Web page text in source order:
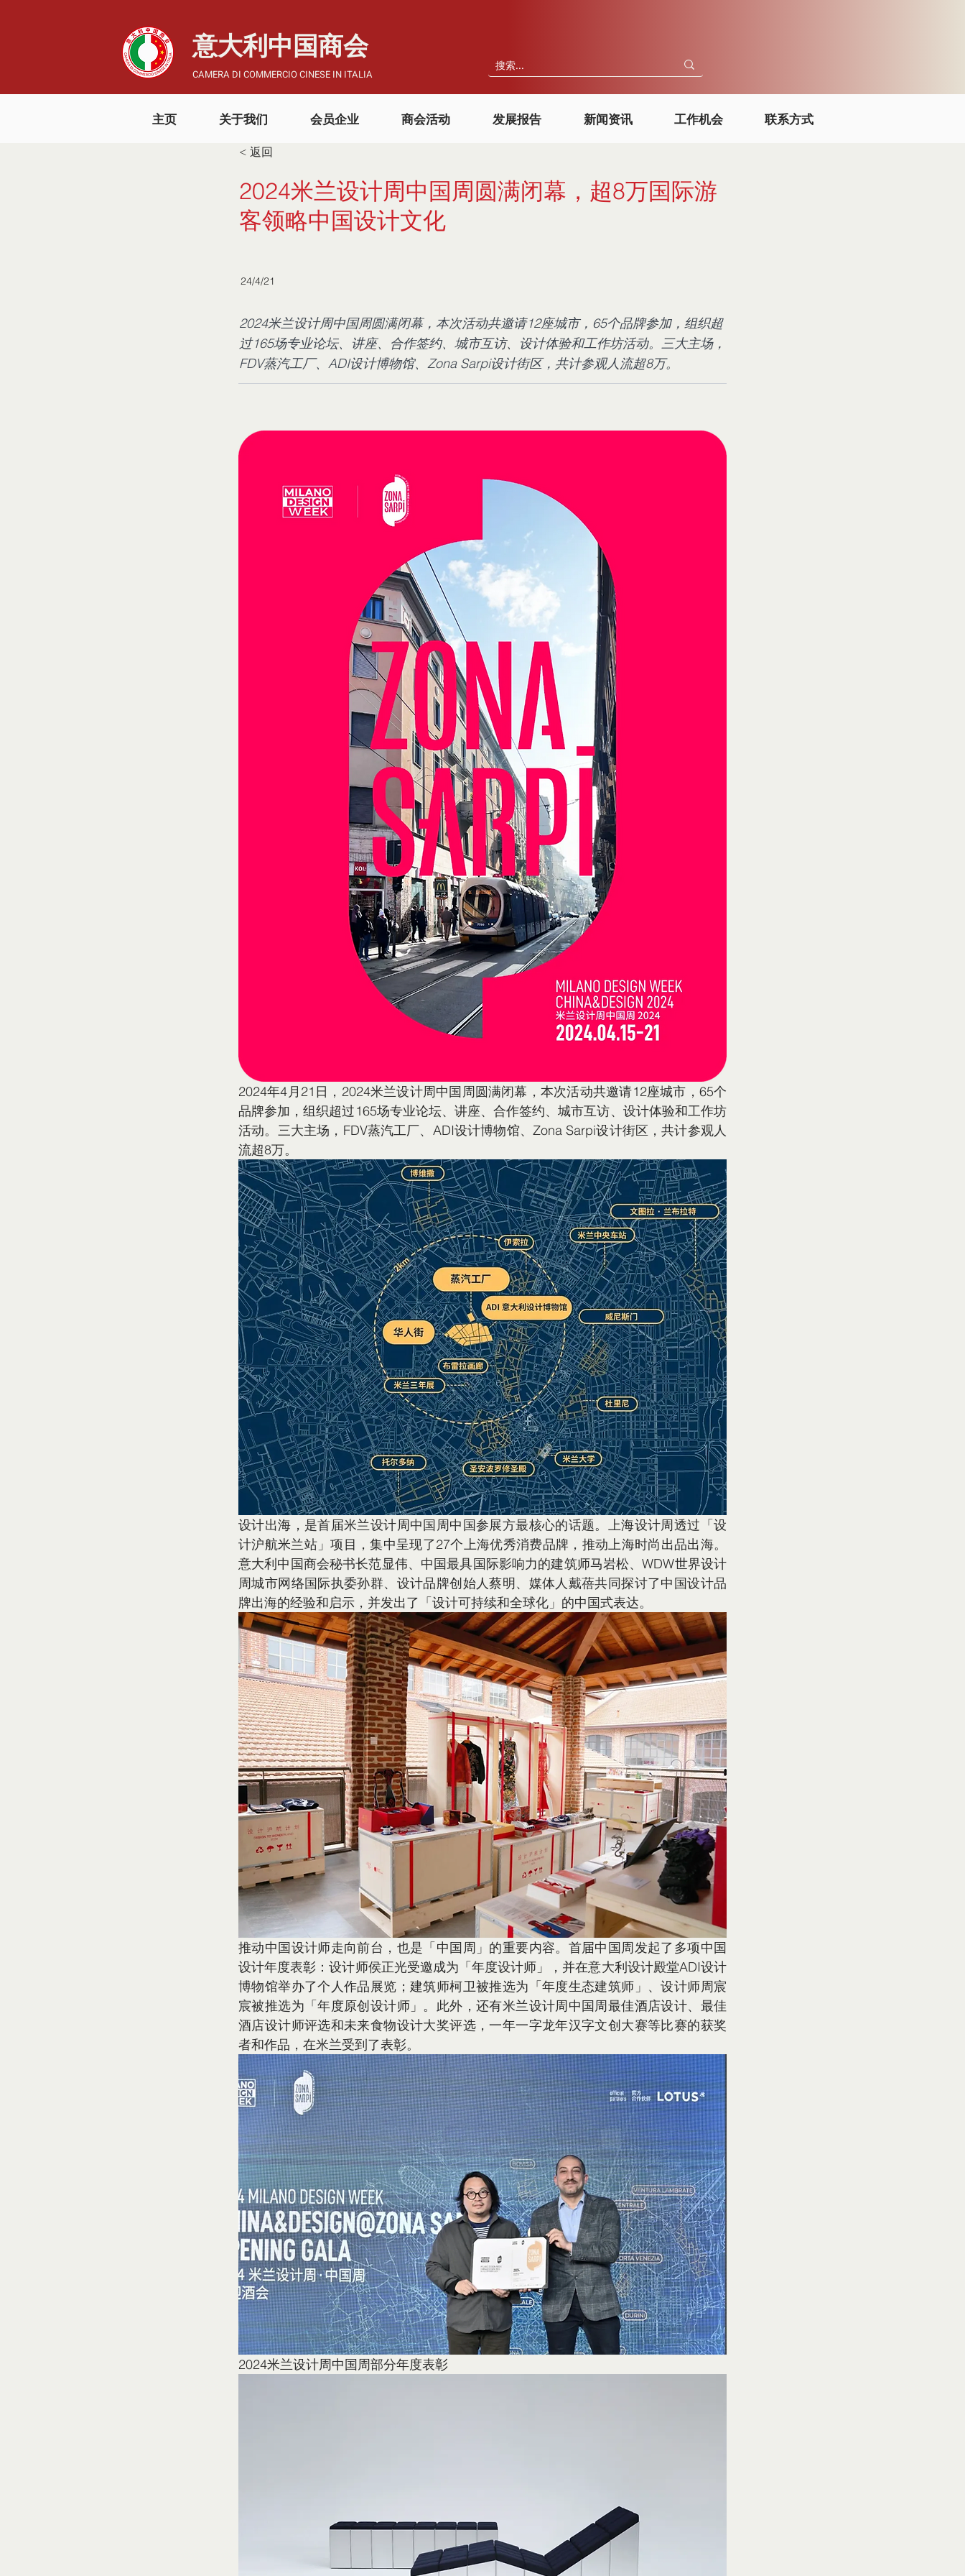
​意大利中国商会
CAMERA DI COMMERCIO CINESE IN ITALIA
主页 关于我们 会员企业 商会活动 发展报告 新闻资讯 工作机会 联系方式
< 返回
2024米兰设计周中国周圆满闭幕，超8万国际游
客领略中国设计文化
24/4/21
2024米兰设计周中国周圆满闭幕，本次活动共邀请12座城市，65个品牌参加，组织超
过165场专业论坛、讲座、合作签约、城市互访、设计体验和工作坊活动。三大主场，
FDV蒸汽工厂、ADI设计博物馆、Zona Sarpi设计街区，共计参观人流超8万。
2024年4月21日，2024米兰设计周中国周圆满闭幕，本次活动共邀请12座城市，65个
品牌参加，组织超过165场专业论坛、讲座、合作签约、城市互访、设计体验和工作坊
活动。三大主场，FDV蒸汽工厂、ADI设计博物馆、Zona Sarpi设计街区，共计参观人
流超8万。
设计出海，是首届米兰设计周中国周中国参展方最核心的话题。上海设计周透过「设
计沪航米兰站」项目，集中呈现了27个上海优秀消费品牌，推动上海时尚出品出海。
意大利中国商会秘书长范显伟、中国最具国际影响力的建筑师马岩松、WDW世界设计
周城市网络国际执委孙群、设计品牌创始人蔡明、媒体人戴蓓共同探讨了中国设计品
牌出海的经验和启示，并发出了「设计可持续和全球化」的中国式表达。
推动中国设计师走向前台，也是「中国周」的重要内容。首届中国周发起了多项中国
设计年度表彰：设计师侯正光受邀成为「年度设计师」，并在意大利设计殿堂ADI设计
博物馆举办了个人作品展览；建筑师柯卫被推选为「年度生态建筑师」、设计师周宸
宸被推选为「年度原创设计师」。此外，还有米兰设计周中国周最佳酒店设计、最佳
酒店设计师评选和未来食物设计大奖评选，一年一字龙年汉字文创大赛等比赛的获奖
者和作品，在米兰受到了表彰。
2024米兰设计周中国周部分年度表彰